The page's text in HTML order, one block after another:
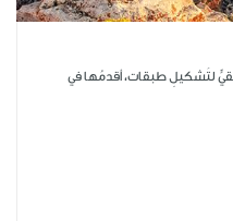
لتَشكيلِ طبقات، أقدمُها في